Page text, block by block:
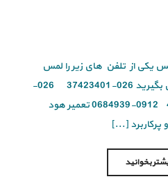
یکی از تلفن های زیر را لمس
نمایید و با آریاسرویس تماس بگیرید 026-37423401 026-
33411690 0935-4343729 0912-0684939 تعمیر هود
[...]
بخوانید